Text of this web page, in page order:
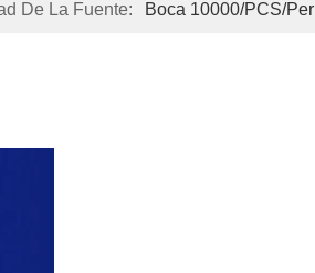
De La Fuente: Boca 10000/PCS/Per